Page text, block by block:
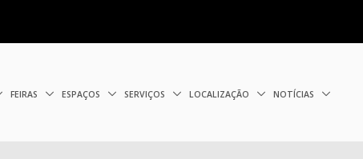
FEIRAS ESPAÇOS SERVIÇOS LOCALIZAÇÃO NOTÍCIAS